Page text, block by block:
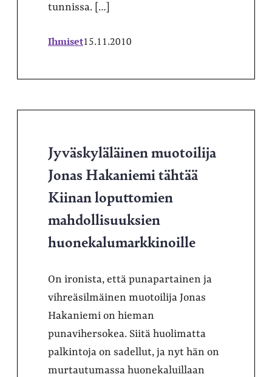
tunnissa. […]
Ihmiset15.11.2010
Jyväskyläläinen muotoilija
Jonas Hakaniemi tähtää
Kiinan loputtomien
mahdollisuuksien
huonekalumarkkinoille
On ironista, että punapartainen ja
vihreäsilmäinen muotoilija Jonas
Hakaniemi on hieman
punavihersokea. Siitä huolimatta
palkintoja on sadellut, ja nyt hän on
murtautumassa huonekaluillaan